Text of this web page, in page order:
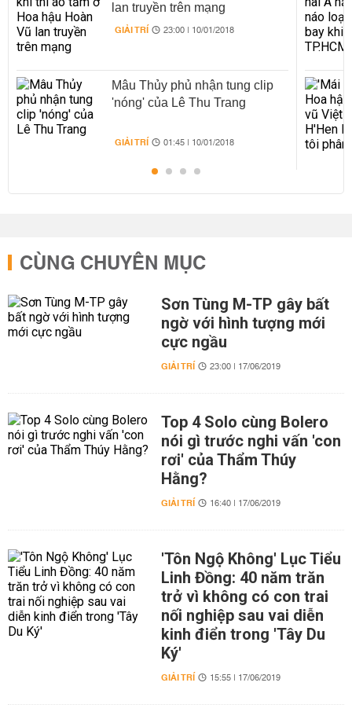
lan truyền trên mạng
GIẢI TRÍ 23:00 | 10/01/2018
Mâu Thủy phủ nhận tung clip
'nóng' của Lê Thu Trang
GIẢI TRÍ 01:45 | 10/01/2018
CÙNG CHUYÊN MỤC
Sơn Tùng M-TP gây bất
ngờ với hình tượng mới
cực ngầu
GIẢI TRÍ 23:00 | 17/06/2019
Top 4 Solo cùng Bolero
nói gì trước nghi vấn 'con
rơi' của Thẩm Thúy
Hằng?
GIẢI TRÍ 16:40 | 17/06/2019
'Tôn Ngộ Không' Lục Tiểu
Linh Đồng: 40 năm trăn
trở vì không có con trai
nối nghiệp sau vai diễn
kinh điển trong 'Tây Du
Ký'
GIẢI TRÍ 15:55 | 17/06/2019